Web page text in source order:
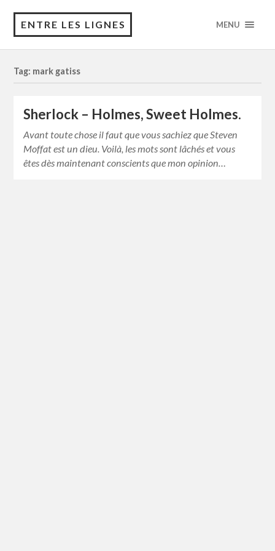
ENTRE LES LIGNES MENU
Tag: mark gatiss
Sherlock – Holmes, Sweet Holmes.
Avant toute chose il faut que vous sachiez que Steven
Moffat est un dieu. Voilà, les mots sont lâchés et vous
êtes dès maintenant conscients que mon opinion…